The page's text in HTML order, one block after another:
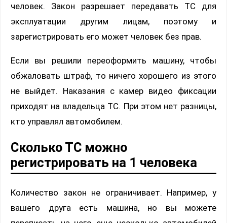
человек. Закон разрешает передавать ТС для
эксплуатации другим лицам, поэтому и
зарегистрировать его может человек без прав.
Если вы решили переоформить машину, чтобы
обжаловать штраф, то ничего хорошего из этого
не выйдет. Наказания с камер видео фиксации
приходят на владельца ТС. При этом нет разницы,
кто управлял автомобилем.
Сколько ТС можно
регистрировать на 1 человека
Количество закон не ограничивает. Например, у
вашего друга есть машина, но вы можете